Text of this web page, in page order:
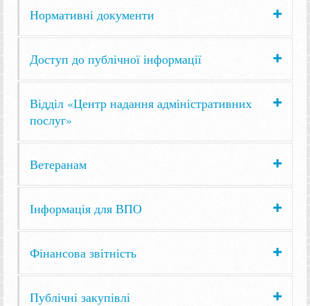
Нормативні документи
Доступ до публічної інформації
Відділ «Центр надання адміністративних
послуг»
Ветеранам
Інформація для ВПО
Фінансова звітність
Публічні закупівлі